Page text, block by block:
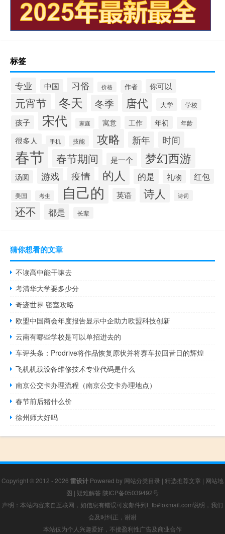
标签
专业 中国 习俗 价格 作者 你可以
元宵节 冬天 冬季 唐代 大学 学校
孩子 宋代 家庭 寓意 工作 年初 年龄
很多人 手机 技能 攻略 新年 时间
春节 春节期间 是一个 梦幻西游
汤圆 游戏 疫情 的人 的是 礼物 红包
美国 考生 自己的 英语 诗人 诗词
还不 都是 长辈
猜你想看的文章
不读高中能干嘛去
考清华大学要多少分
奇迹世界 密室攻略
欧盟中国商会年度报告显示中企助力欧盟科技创新
云南有哪些学校是可以单招进去的
车评头条：Prodrive将作品恢复原状并将赛车拉回昔日的辉煌
飞机机载设备维修技术专业代码是什么
南京公交卡办理流程（南京公交卡办理地点）
春节前后猪什么价
徐州师大好吗
Copyright © 2012 - 2026 雷设计 Powered by 网站分类目录 | 精选推荐文章 | 网站地
图 | 疑难解答 陕ICP备05039492号
声明：本站内容来自互联网，如信息有错误可发邮件到f_fb#foxmail.com说明，我们
会及时纠正，谢谢
本站仅为个人兴趣爱好，不接盈利性广告及商业合作